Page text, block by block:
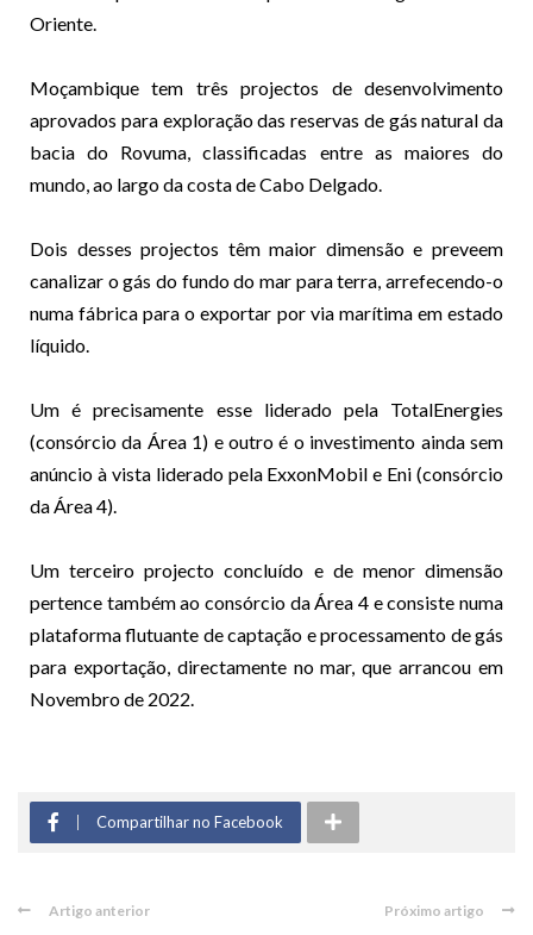
Oriente.
Moçambique tem três projectos de desenvolvimento
aprovados para exploração das reservas de gás natural da
bacia do Rovuma, classificadas entre as maiores do
mundo, ao largo da costa de Cabo Delgado.
Dois desses projectos têm maior dimensão e preveem
canalizar o gás do fundo do mar para terra, arrefecendo-o
numa fábrica para o exportar por via marítima em estado
líquido.
Um é precisamente esse liderado pela TotalEnergies
(consórcio da Área 1) e outro é o investimento ainda sem
anúncio à vista liderado pela ExxonMobil e Eni (consórcio
da Área 4).
Um terceiro projecto concluído e de menor dimensão
pertence também ao consórcio da Área 4 e consiste numa
plataforma flutuante de captação e processamento de gás
para exportação, directamente no mar, que arrancou em
Novembro de 2022.
Compartilhar no Facebook
Artigo anterior Próximo artigo